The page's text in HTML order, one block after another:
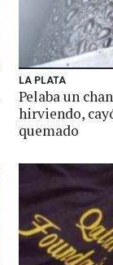
LA PLATA
Pelaba un
hirviendo,
quemado